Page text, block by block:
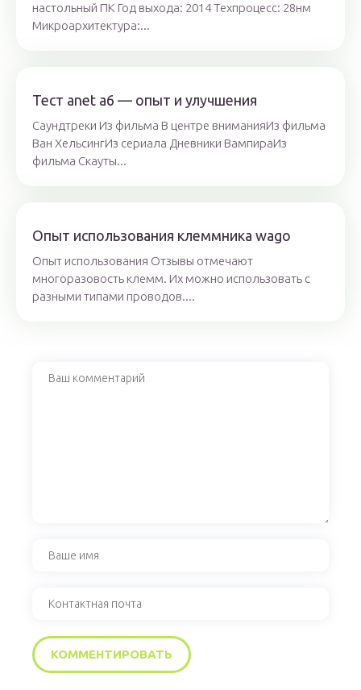
настольный ПК Год выхода: 2014 Техпроцесс: 28нм
Микроархитектура:...
Тест anet a6 — опыт и улучшения
Саундтреки Из фильма В центре вниманияИз фильма
Ван ХельсингИз сериала Дневники ВампираИз
фильма Скауты...
Опыт использования клеммника wago
Опыт использования Отзывы отмечают
многоразовость клемм. Их можно использовать с
разными типами проводов....